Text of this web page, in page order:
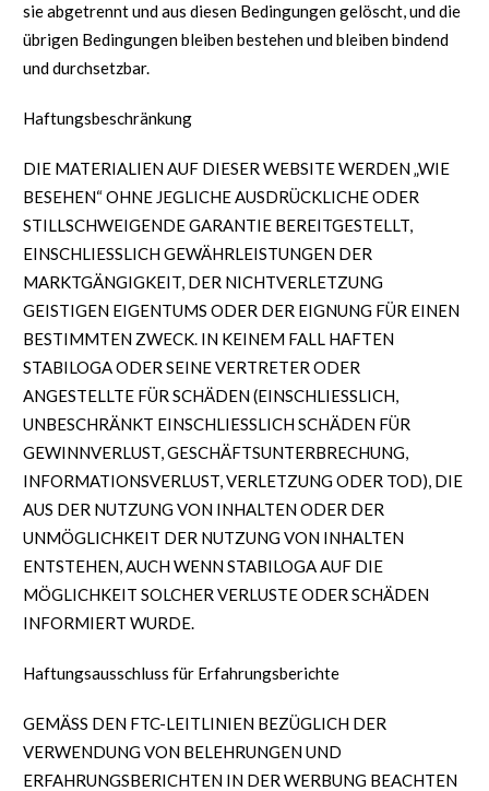
sie abgetrennt und aus diesen Bedingungen gelöscht, und die
übrigen Bedingungen bleiben bestehen und bleiben bindend
und durchsetzbar.
Haftungsbeschränkung
DIE MATERIALIEN AUF DIESER WEBSITE WERDEN „WIE
BESEHEN“ OHNE JEGLICHE AUSDRÜCKLICHE ODER
STILLSCHWEIGENDE GARANTIE BEREITGESTELLT,
EINSCHLIESSLICH GEWÄHRLEISTUNGEN DER
MARKTGÄNGIGKEIT, DER NICHTVERLETZUNG
GEISTIGEN EIGENTUMS ODER DER EIGNUNG FÜR EINEN
BESTIMMTEN ZWECK. IN KEINEM FALL HAFTEN
STABILOGA ODER SEINE VERTRETER ODER
ANGESTELLTE FÜR SCHÄDEN (EINSCHLIESSLICH,
UNBESCHRÄNKT EINSCHLIESSLICH SCHÄDEN FÜR
GEWINNVERLUST, GESCHÄFTSUNTERBRECHUNG,
INFORMATIONSVERLUST, VERLETZUNG ODER TOD), DIE
AUS DER NUTZUNG VON INHALTEN ODER DER
UNMÖGLICHKEIT DER NUTZUNG VON INHALTEN
ENTSTEHEN, AUCH WENN STABILOGA AUF DIE
MÖGLICHKEIT SOLCHER VERLUSTE ODER SCHÄDEN
INFORMIERT WURDE.
Haftungsausschluss für Erfahrungsberichte
GEMÄSS DEN FTC-LEITLINIEN BEZÜGLICH DER
VERWENDUNG VON BELEHRUNGEN UND
ERFAHRUNGSBERICHTEN IN DER WERBUNG BEACHTEN